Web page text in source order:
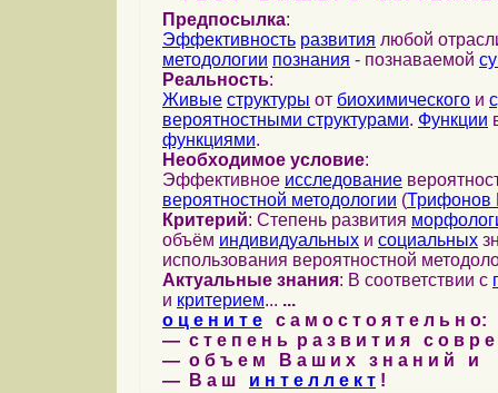
Предпосылка:
Эффективность развития любой
методологии познания - познаваемой
Реальность:
Живые структуры от биохимического и
вероятностными структурами. Функции
функциями.
Необходимое условие:
Эффективное исследование
вероятностной методологии (Трифонов
Критерий: Степень развития
объём индивидуальных и социальных
использования вероятностной
Актуальные знания: В соответствии с
и критерием... ...
о ц е н и т е с а м о с т о я т е л ь н о:
— с т е п е н ь р а з в и т и я с о в р
— о б ъ е м В а ш и х з н а н и й и
— В а ш и н т е л л е к т !